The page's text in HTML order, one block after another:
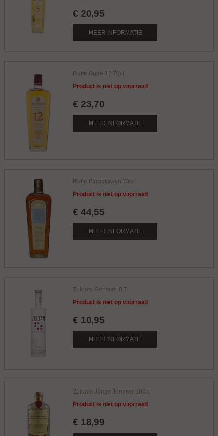
€ 20,95
MEER INFORMATIE
Rutte Oude 12 70cl
Product is niet op voorraad
€ 23,70
MEER INFORMATIE
Rutte Paradijswijn 70cl
Product is niet op voorraad
€ 44,55
MEER INFORMATIE
Zuidam Genever 0,7
Product is niet op voorraad
€ 10,95
MEER INFORMATIE
Zuidam Jonge Jenever 100cl
Product is niet op voorraad
€ 18,99